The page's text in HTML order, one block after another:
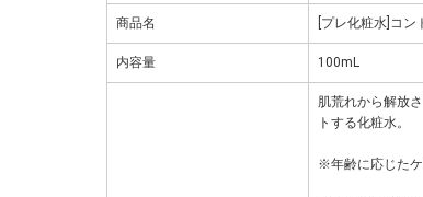
商品名 [プレ化粧水]コン
内容量 100mL
肌荒れから解放
トする化粧水。
※年齢に応じた